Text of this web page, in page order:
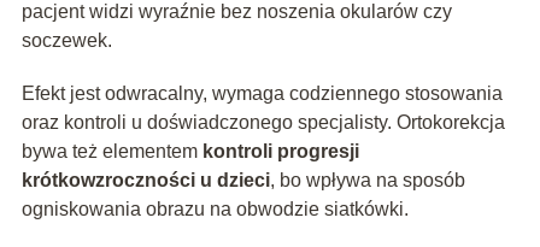
pacjent widzi wyraźnie bez noszenia okularów czy
soczewek.
Efekt jest odwracalny, wymaga codziennego stosowania
oraz kontroli u doświadczonego specjalisty. Ortokorekcja
bywa też elementem kontroli progresji
krótkowzroczności u dzieci, bo wpływa na sposób
ogniskowania obrazu na obwodzie siatkówki.